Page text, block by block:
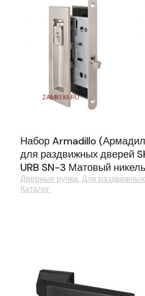
Набор Armadillo
для раздвижных дверей
URB SN-3 Матовый никель
Дверные ручки Для
Каталог